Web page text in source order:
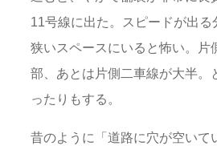
11号線に出た。スピードが出
狭いスペースにいると怖い。片
部、あとは片側二車線が大半。
ったりもする。
昔のように「道路に穴が空いて